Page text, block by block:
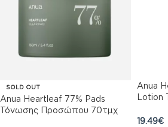
SOLD OUT
Anua Heartleaf 77% Pads
Τόνωσης Προσώπου 70τμχ
Anua
19.49€